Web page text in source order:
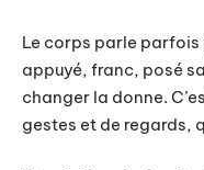
Le corps parle parfois
appuyé, franc, posé
changer la donne.
gestes et de regards,